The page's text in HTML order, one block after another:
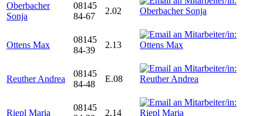
Oberbacher
Sonja
08145
84-67
2.02
Ottens Max
08145
84-39
2.13
Reuther Andrea
08145
84-48
E.08
Riepl Maria
08145
2.14